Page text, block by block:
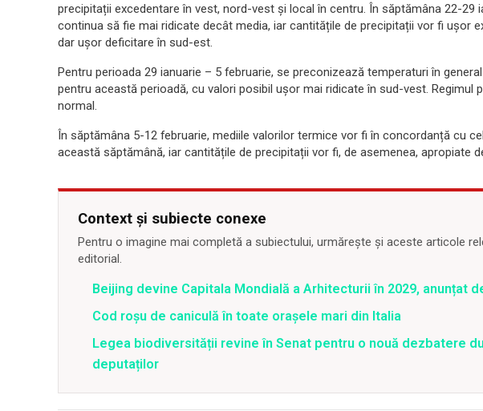
precipitații excedentare în vest, nord-vest și local în centru. În săptămâna 22-29
continua să fie mai ridicate decât media, iar cantitățile de precipitații vor fi ușor
dar ușor deficitare în sud-est.
Pentru perioada 29 ianuarie – 5 februarie, se preconizează temperaturi în
pentru această perioadă, cu valori posibil ușor mai ridicate în sud-vest. Regimul
normal.
În săptămâna 5-12 februarie, mediile valorilor termice vor fi în concordanță cu
această săptămână, iar cantitățile de precipitații vor fi, de asemenea, apropiate
Context și subiecte conexe
Pentru o imagine mai completă a subiectului, urmărește și aceste articole
editorial.
Beijing devine Capitala Mondială a Arhitecturii în 2029, anunțat
Cod roșu de caniculă în toate orașele mari din Italia
Legea biodiversității revine în Senat pentru o nouă dezbatere
deputaților